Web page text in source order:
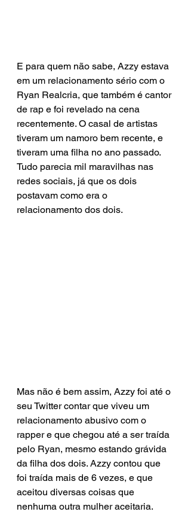
E para quem não sabe, Azzy estava
em um relacionamento sério com o
Ryan Realcria, que também é cantor
de rap e foi revelado na cena
recentemente. O casal de artistas
tiveram um namoro bem recente, e
tiveram uma filha no ano passado.
Tudo parecia mil maravilhas nas
redes sociais, já que os dois
postavam como era o
relacionamento dos dois.
Mas não é bem assim, Azzy foi até o
seu Twitter contar que viveu um
relacionamento abusivo com o
rapper e que chegou até a ser traída
pelo Ryan, mesmo estando grávida
da filha dos dois. Azzy contou que
foi traída mais de 6 vezes, e que
aceitou diversas coisas que
nenhuma outra mulher aceitaria.